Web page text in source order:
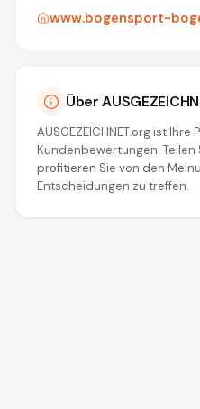
www.bogensport-
Über
AUSGEZEICHNET.org ist Ihre
Kundenbewertungen. Teilen
profitieren Sie von den
Entscheidungen zu treffen.